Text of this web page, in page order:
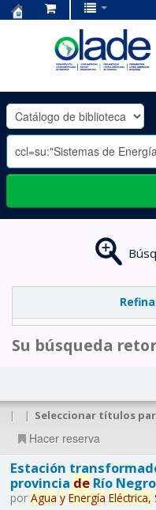
OLADE
-
Su búsqueda
| | Seleccionar títulos
Hacer reserva
Estación
provincia deRío Negro
por Agua y Energía Eléctrica,